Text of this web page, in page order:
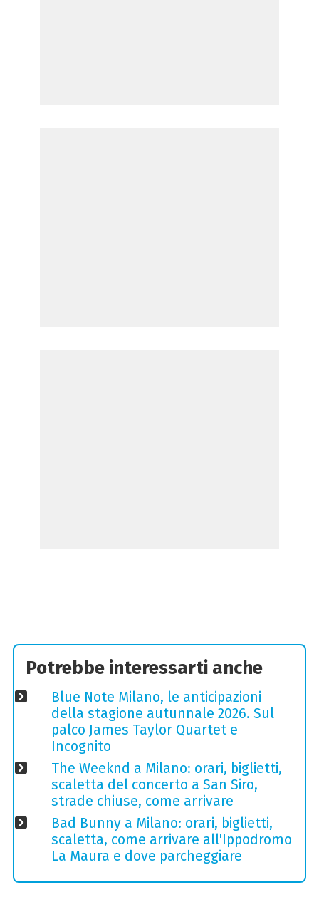
Potrebbe interessarti anche
Blue Note Milano, le anticipazioni
della stagione autunnale 2026. Sul
palco James Taylor Quartet e
Incognito
The Weeknd a Milano: orari, biglietti,
scaletta del concerto a San Siro,
strade chiuse, come arrivare
Bad Bunny a Milano: orari, biglietti,
scaletta, come arrivare all'Ippodromo
La Maura e dove parcheggiare